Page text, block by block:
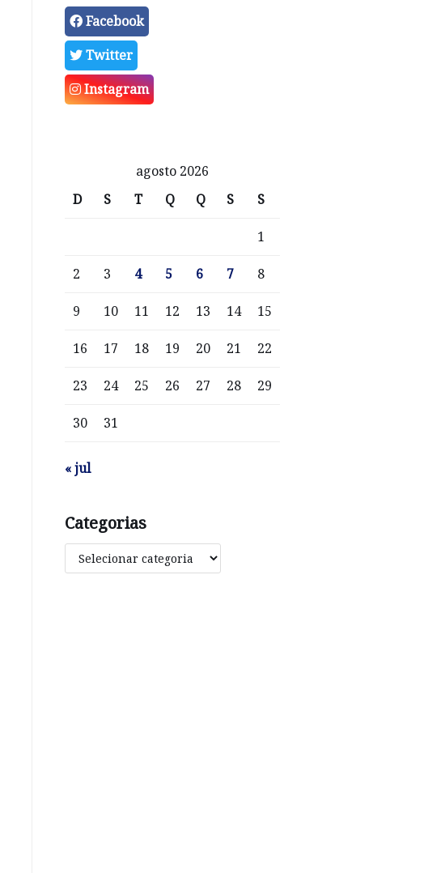
Facebook
Twitter
Instagram
agosto 2026
D
S T Q Q S S
1
2 3 4 5 6 7 8
9 10 11 12 13 14 15
16 17 18 19 20 21 22
23 24 25 26 27 28 29
30 31
« jul
Categorias